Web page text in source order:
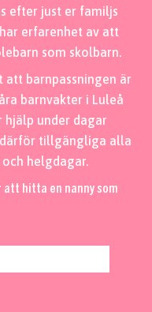
efter just er familjs
erfarenhet av att
som skolbarn.
att barnpassningen är
barnvakter i Luleå
hjälp under dagar
tillgängliga alla
helgdagar.
att hitta en nanny som